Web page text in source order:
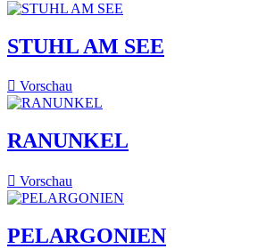
STUHL AM SEE
 Vorschau
RANUNKEL
 Vorschau
PELARGONIEN